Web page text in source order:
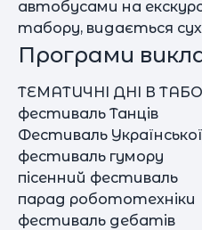
автобусами на
табору, видається
Програми
ТЕМАТИЧНІ ДНІ В
фестиваль Танців
Фестиваль Української
фестиваль гумору
пісенний фестиваль
парад робототехніки
фестиваль дебатів